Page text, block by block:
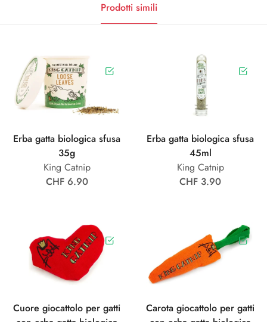
Prodotti simili
Erba gatta biologica sfusa
35g
King Catnip
CHF 6.90
Erba gatta biologica sfusa
45ml
King Catnip
CHF 3.90
Cuore giocattolo per gatti
Carota giocattolo per gatti